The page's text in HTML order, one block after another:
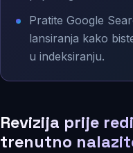
Pratite Google
lansiranja kako
u indeksiranju.
Revizija prije
trenutno